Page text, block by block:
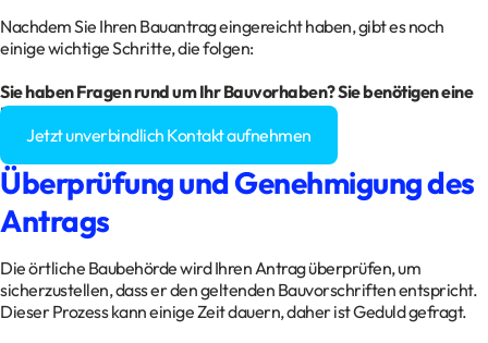
Nachdem Sie Ihren Bauantrag eingereicht haben, gibt es noch
einige wichtige Schritte, die folgen:
Sie haben Fragen rund um Ihr Bauvorhaben? Sie benötigen eine
Baugenehmigung?
Jetzt unverbindlich Kontakt aufnehmen
Überprüfung und Genehmigung des
Antrags
Die örtliche Baubehörde wird Ihren Antrag überprüfen, um
sicherzustellen, dass er den geltenden Bauvorschriften entspricht.
Dieser Prozess kann einige Zeit dauern, daher ist Geduld gefragt.